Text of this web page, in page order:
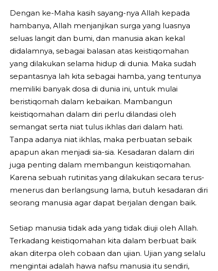
Dengan ke-Maha kasih sayang-nya Allah kepada
hambanya, Allah menjanjikan surga yang luasnya
seluas langit dan bumi, dan manusia akan kekal
didalamnya, sebagai balasan atas keistiqomahan
yang dilakukan selama hidup di dunia. Maka sudah
sepantasnya lah kita sebagai hamba, yang tentunya
memiliki banyak dosa di dunia ini, untuk mulai
beristiqomah dalam kebaikan. Mambangun
keistiqomahan dalam diri perlu dilandasi oleh
semangat serta niat tulus ikhlas dari dalam hati.
Tanpa adanya niat ikhlas, maka perbuatan sebaik
apapun akan menjadi sia-sia. Kesadaran dalam diri
juga penting dalam membangun keistiqomahan.
Karena sebuah rutinitas yang dilakukan secara terus-
menerus dan berlangsung lama, butuh kesadaran diri
seorang manusia agar dapat berjalan dengan baik.
Setiap manusia tidak ada yang tidak diuji oleh Allah.
Terkadang keistiqomahan kita dalam berbuat baik
akan diterpa oleh cobaan dan ujian. Ujian yang selalu
mengintai adalah hawa nafsu manusia itu sendiri,